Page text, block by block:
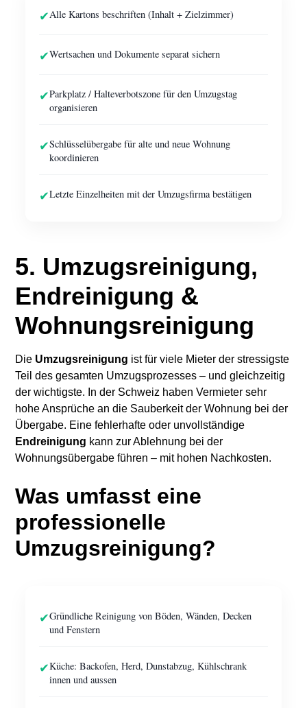
✔Alle Kartons beschriften (Inhalt + Zielzimmer)
✔Wertsachen und Dokumente separat sichern
✔Parkplatz / Halteverbotszone für den Umzugstag
organisieren
✔Schlüsselübergabe für alte und neue Wohnung
koordinieren
✔Letzte Einzelheiten mit der Umzugsfirma bestätigen
5. Umzugsreinigung,
Endreinigung &
Wohnungsreinigung
Die Umzugsreinigung ist für viele Mieter der stressigste
Teil des gesamten Umzugsprozesses – und gleichzeitig
der wichtigste. In der Schweiz haben Vermieter sehr
hohe Ansprüche an die Sauberkeit der Wohnung bei der
Übergabe. Eine fehlerhafte oder unvollständige
Endreinigung kann zur Ablehnung bei der
Wohnungsübergabe führen – mit hohen Nachkosten.
Was umfasst eine
professionelle
Umzugsreinigung?
✔Gründliche Reinigung von Böden, Wänden, Decken
und Fenstern
✔Küche: Backofen, Herd, Dunstabzug, Kühlschrank
innen und aussen